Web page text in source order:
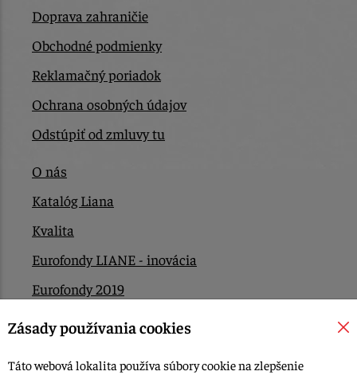
Doprava zahraničie
Obchodné podmienky
Reklamačný poriadok
Ochrana osobných údajov
Odstúpiť od zmluvy tu
O nás
Katalóg Liana
Kvalita
Eurofondy LIANE - inovácia
Eurofondy 2019
Eurofondy 2022/2023
Zásady používania cookies
Táto webová lokalita používa súbory cookie na zlepšenie